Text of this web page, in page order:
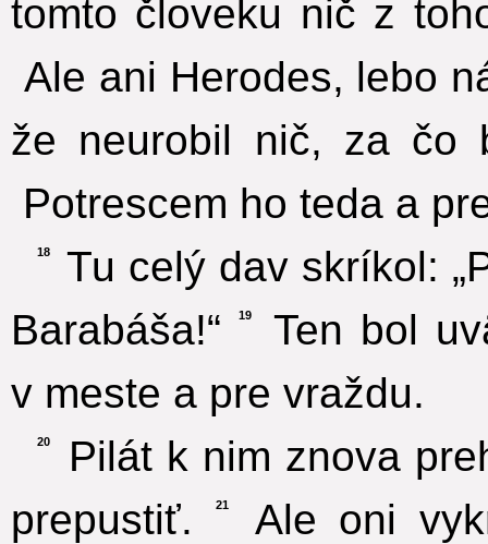
tomto človeku nič z
Ale ani Herodes, lebo
že neurobil nič, za čo
Potrescem ho teda a
18
Tu celý dav skríkol:
Barabáša!“
19
Ten bol
v meste a pre vraždu.
20
Pilát k nim znova
prepustiť.
21
Ale oni